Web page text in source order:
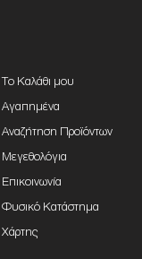
Το Καλάθι μου
Αγαπημένα
Αναζήτηση Προϊόντων
Μεγεθολόγια
Επικοινωνία
Φυσικό Κατάστημα
Χάρτης